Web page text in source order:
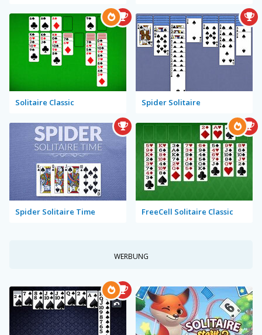
Solitaire Classic Spider Solitaire
Spider Solitaire Time FreeCell Solitaire Classic
WERBUNG